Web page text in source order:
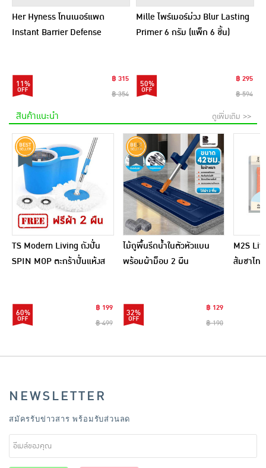
Her Hyness โทนเนอร์แพด
Instant Barrier Defense
11%
฿ 315
฿ 354
Mille ไพร์เมอร์ม่วง Blur Lasting
Primer 6 กรัม (แพ็ก 6 ชิ้น)
50%
฿ 295
฿ 594
สินค้าแนะนำ ดูเพิ่มเติม >>
TS Modern Living ถังปั่น
SPIN MOP ตะกร้าปั่นแห้งส
60%
฿ 199
฿ 499
ไม้ถูพื้นรีดน้ำในตัวหัวแบน
พร้อมผ้าม็อบ 2 ผืน
32%
฿ 129
฿ 190
M2S
ส้มชาไท
NEWSLETTER
สมัครรับข่าวสาร พร้อมรับส่วนลด